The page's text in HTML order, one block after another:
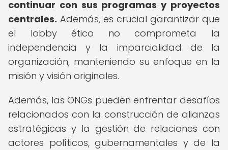
continuar con sus programas y proyectos
centrales. Además, es crucial garantizar que
el lobby ético no comprometa la
independencia y la imparcialidad de la
organización, manteniendo su enfoque en la
misión y visión originales.
Además, las ONGs pueden enfrentar desafíos
relacionados con la construcción de alianzas
estratégicas y la gestión de relaciones con
actores políticos, gubernamentales y de la